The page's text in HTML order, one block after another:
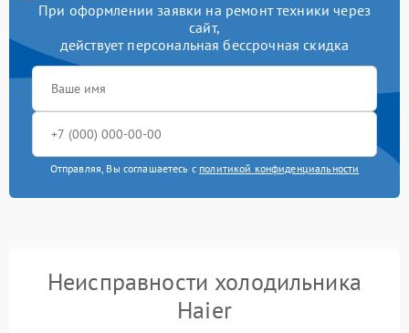
При оформлении заявки на ремонт техники через
сайт,
действует персональная бессрочная скидка
Отправляя, Вы соглашаетесь с политикой конфиденциальности
Неисправности холодильника
Haier